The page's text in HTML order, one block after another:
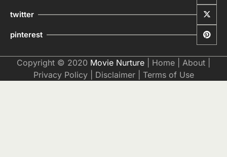
twitter
pinterest
Copyright © 2020 Movie Nurture Home About
Privacy Policy| Disclaimer| Terms of Use